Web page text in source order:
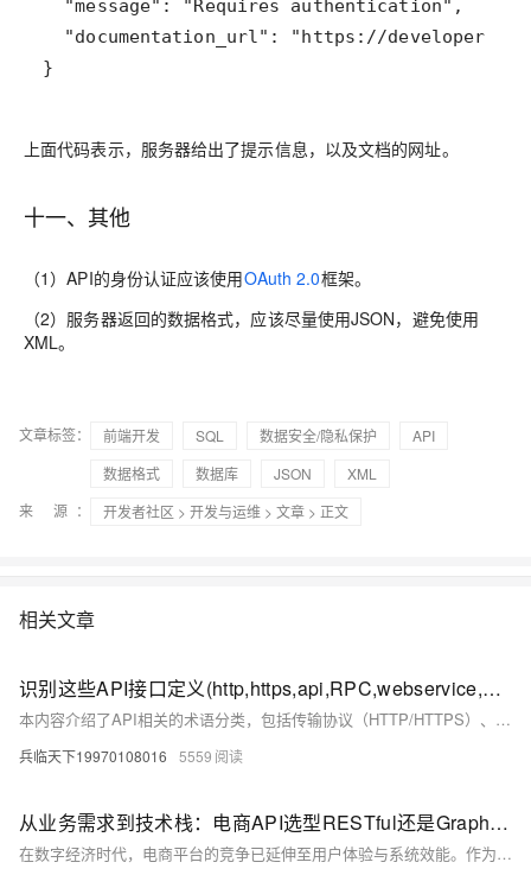
}
上面代码表示，服务器给出了提示信息，以及文档的网址。
十一、其他
（1）API的身份认证应该使用OAuth 2.0框架。
（2）服务器返回的数据格式，应该尽量使用JSON，避免使用
XML。
文章标签： 前端开发 SQL 数据安全/隐私保护
API
数据格式
数据库 JSON
XML
来 源：
开发者社区 > 开发与运维 > 文章 > 正文
相关文章
识别这些API接口定义(http,https,api,RPC,webservice,Restful api ,OpenAPI）
本内容介绍了API相关的术语分类，包括传输协议（HTTP/HTTPS）、接口风格（RESTful、WebService、RPC）及开放程度（API、OpenAPI），帮助理解各类API的特点与应用场景。
兵临天下19970108016 5559
从业务需求到技术栈：电商API选型RESTful还是GraphQL？这5个维度帮你决策
在数字经济时代，电商平台的竞争已延伸至用户体验与系统效能。作为连接前后端及各类服务的核心，API接口的架构设计至关重要。本文对比RESTful与GraphQL两大主流方案，从电商场景出发，分析两者的技术特性、适用场景与选型逻辑，帮助开发者根据业务需求做出最优选择。